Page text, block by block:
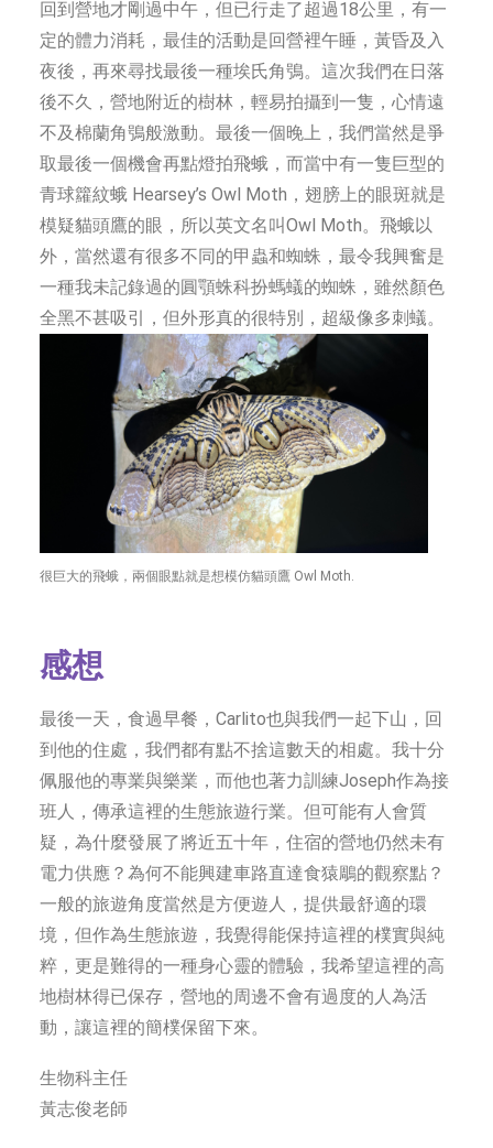
回到營地才剛過中午，但已行走了超過18公里，有一
定的體力消耗，最佳的活動是回營裡午睡，黃昏及入
夜後，再來尋找最後一種埃氏角鴞。這次我們在日落
後不久，營地附近的樹林，輕易拍攝到一隻，心情遠
不及棉蘭角鴞般激動。最後一個晚上，我們當然是爭
取最後一個機會再點燈拍飛蛾，而當中有一隻巨型的
青球籮紋蛾 Hearsey’s Owl Moth，翅膀上的眼斑就是
模疑貓頭鷹的眼，所以英文名叫Owl Moth。飛蛾以
外，當然還有很多不同的甲蟲和蜘蛛，最令我興奮是
一種我未記錄過的圓顎蛛科扮螞蟻的蜘蛛，雖然顏色
全黑不甚吸引，但外形真的很特別，超級像多刺蟻。
很巨大的飛蛾，兩個眼點就是想模仿貓頭鷹 Owl Moth.
感想
最後一天，食過早餐，Carlito也與我們一起下山，回
到他的住處，我們都有點不捨這數天的相處。我十分
佩服他的專業與樂業，而他也著力訓練Joseph作為接
班人，傳承這裡的生態旅遊行業。但可能有人會質
疑，為什麼發展了將近五十年，住宿的營地仍然未有
電力供應？為何不能興建車路直達食猿鵰的觀察點？
一般的旅遊角度當然是方便遊人，提供最舒適的環
境，但作為生態旅遊，我覺得能保持這裡的樸實與純
粹，更是難得的一種身心靈的體驗，我希望這裡的高
地樹林得已保存，營地的周邊不會有過度的人為活
動，讓這裡的簡樸保留下來。
生物科主任
黃志俊老師